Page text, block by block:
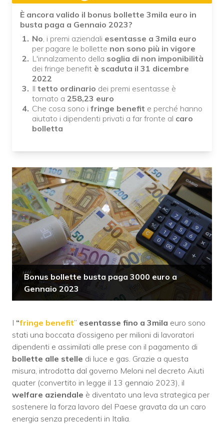
È ancora valido il bonus bollette 3mila euro in
busta paga a Gennaio 2023?
No, i premi aziendali esentasse a 3mila euro
per pagare le bollette non sono più in vigore
L'innalzamento della soglia di non imponibilità
dei fringe benefit è scaduta il 31 dicembre
2022
Il tetto ordinario dei premi esentasse è
tornato a 258,23 euro
Che cosa sono i fringe benefit e perché hanno
aiutato i dipendenti privati a far fronte al caro
bolletta
Bonus bollette busta paga 3000 euro a
Gennaio 2023
I “fringe benefit” esentasse fino a 3mila euro sono
stati una boccata d’ossigeno per milioni di lavoratori
dipendenti e assimilati alle prese con il pagamento di
bollette alle stelle di luce e gas. Grazie a questa
misura, introdotta dal governo Meloni nel decreto Aiuti
quater (convertito in legge il 13 gennaio 2023), il
welfare aziendale è diventato una leva strategica per
sostenere la forza lavoro del Paese gravata da un caro
energia senza precedenti in Italia.